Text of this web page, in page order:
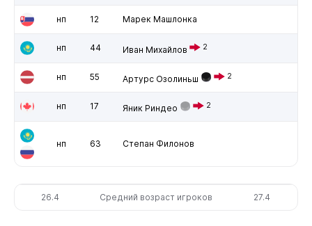
нп 12 Марек Машлонка
нп 44 Иван Михайлов 2
нп 55 Артурс Озолиньш 2
нп 17 Яник Риндео 2
нп 63 Степан Филонов
26.4 Средний возраст игроков 27.4